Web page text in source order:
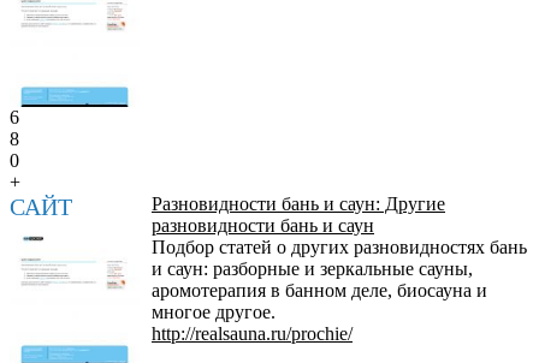
6
8
0
+
САЙТ
Разновидности бань и саун: Другие
разновидности бань и саун
Подбор статей о других разновидностях бань
и саун: разборные и зеркальные сауны,
аромотерапия в банном деле, биосауна и
многое другое.
http://realsauna.ru/prochie/